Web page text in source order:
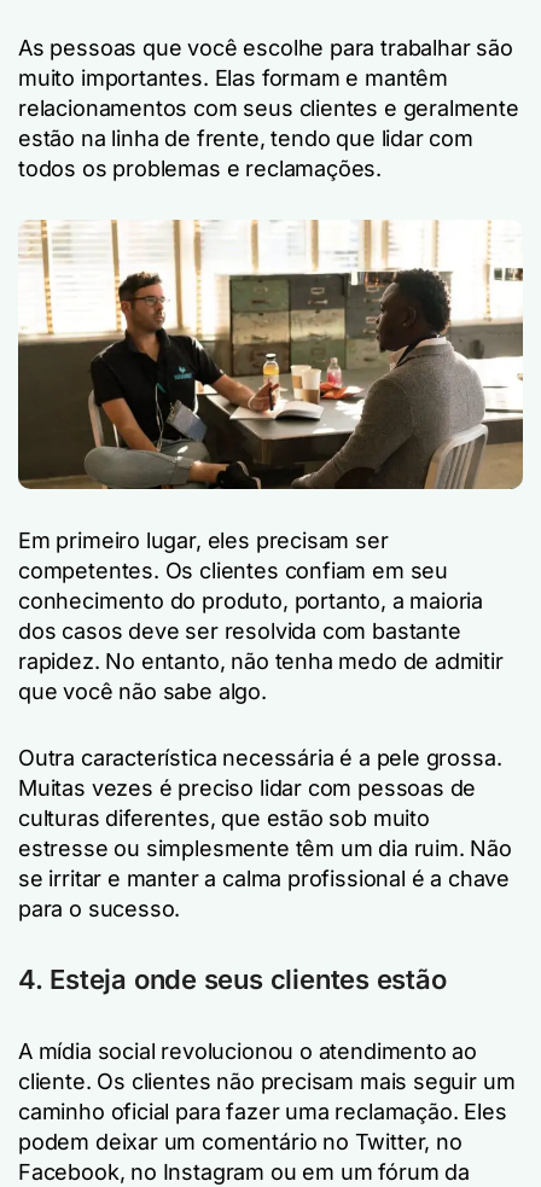
As pessoas que você escolhe para trabalhar são
muito importantes. Elas formam e mantêm
relacionamentos com seus clientes e geralmente
estão na linha de frente, tendo que lidar com
todos os problemas e reclamações.
Em primeiro lugar, eles precisam ser
competentes. Os clientes confiam em seu
conhecimento do produto, portanto, a maioria
dos casos deve ser resolvida com bastante
rapidez. No entanto, não tenha medo de admitir
que você não sabe algo.
Outra característica necessária é a pele grossa.
Muitas vezes é preciso lidar com pessoas de
culturas diferentes, que estão sob muito
estresse ou simplesmente têm um dia ruim. Não
se irritar e manter a calma profissional é a chave
para o sucesso.
4. Esteja onde seus clientes estão
A mídia social revolucionou o atendimento ao
cliente. Os clientes não precisam mais seguir um
caminho oficial para fazer uma reclamação. Eles
podem deixar um comentário no Twitter, no
Facebook, no Instagram ou em um fórum da